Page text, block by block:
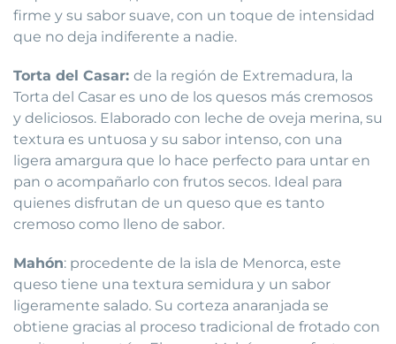
firme y su sabor suave, con un toque de intensidad
que no deja indiferente a nadie.
Torta del Casar: de la región de Extremadura, la
Torta del Casar es uno de los quesos más cremosos
y deliciosos. Elaborado con leche de oveja merina, su
textura es untuosa y su sabor intenso, con una
ligera amargura que lo hace perfecto para untar en
pan o acompañarlo con frutos secos. Ideal para
quienes disfrutan de un queso que es tanto
cremoso como lleno de sabor.
Mahón: procedente de la isla de Menorca, este
queso tiene una textura semidura y un sabor
ligeramente salado. Su corteza anaranjada se
obtiene gracias al proceso tradicional de frotado con